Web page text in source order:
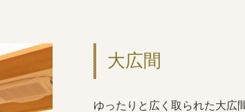
大広間
ゆったりと広く取られた大広